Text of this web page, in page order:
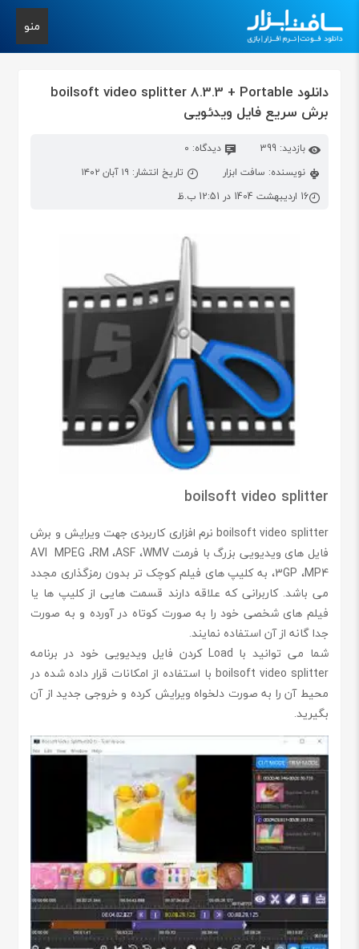
منو
دانلود boilsoft video splitter 8.3.3 + Portable
برش سریع فایل ویدئویی
بازدید: 399
دیدگاه: 0
نویسنده: سافت ابزار
تاریخ انتشار: ۱۹ آبان ۱۴۰۲
16 اردیبهشت 1404 در 12:51 ب.ظ
boilsoft video splitter
boilsoft video splitter نرم افزاری کاربردی جهت ویرایش و برش
فایل های ویدیویی بزرگ با فرمت AVI MPEG ،RM ،ASF ،WMV
،3GP ،MP4 به کلیپ های فیلم کوچک تر بدون رمزگذاری مجدد
می باشد. کاربرانی که علاقه دارند قسمت هایی از کلیپ ها یا
فیلم های شخصی خود را به صورت کوتاه در آورده و به صورت
جدا گانه از آن استفاده نمایند.
شما می توانید با Load کردن فایل ویدیویی خود در برنامه
boilsoft video splitter با استفاده از امکانات قرار داده شده در
محیط آن را به صورت دلخواه ویرایش کرده و خروجی جدید از آن
بگیرید.